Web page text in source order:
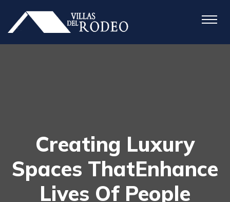
Creating Luxury
Spaces ThatEnhance
Lives Of People